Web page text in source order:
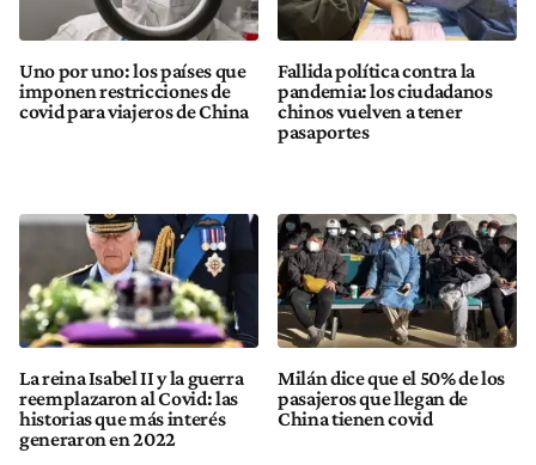
Uno por uno: los países que
imponen restricciones de
covid para viajeros de China
Fallida política contra la
pandemia: los ciudadanos
chinos vuelven a tener
pasaportes
La reina Isabel II y la guerra
reemplazaron al Covid: las
historias que más interés
generaron en 2022
Milán dice que el 50% de los
pasajeros que llegan de
China tienen covid